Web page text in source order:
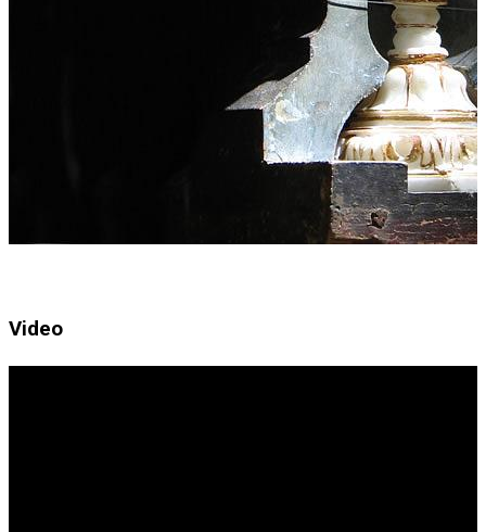
Video